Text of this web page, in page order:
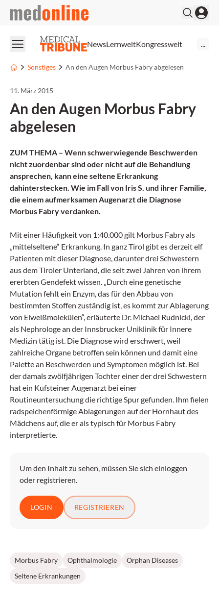
medonline
NewsLernweltKongresswelt
Sonstiges An den Augen Morbus Fabry abgelesen
11. März 2015
An den Augen Morbus Fabry
abgelesen
ZUM THEMA – Wenn schwerwiegende Beschwerden
nicht zuordenbar sind oder nicht auf die Behandlung
ansprechen, kann eine seltene Erkrankung
dahinterstecken. Wie im Fall von Iris S. und ihrer Familie,
die einem aufmerksamen Augenarzt die Diagnose
Morbus Fabry verdanken.
Mit einer Häufigkeit von 1:40.000 gilt Morbus Fabry als
„mittelseltene“ Erkrankung. In ganz Tirol gibt es derzeit elf
Patienten mit dieser Diagnose, darunter drei Schwestern
aus dem Tiroler Unterland, die seit zwei Jahren von ihrem
ererbten Gendefekt wissen. „Durch eine genetische
Mutation fehlt ein Enzym, das für den Abbau von
bestimmten Stoffen zuständig ist, es kommt zur Ablagerung
von Eiweißmolekülen“, erläuterte Dr. Michael Rudnicki, der
als Nephrologe an der Innsbrucker Uniklinik für Innere
Medizin tätig ist. Die Diagnose wird erschwert, weil
zahlreiche Organe betroffen sein können und damit eine
Palette an Beschwerden und Symptomen möglich ist. Bei
der damals zwölfjährigen Tochter einer der drei Schwestern
hat ein Kufsteiner Augenarzt bei einer
Routineuntersuchung die richtige Spur gefunden. Ihm fielen
radspeichenförmige Ablagerungen auf der Hornhaut des
Mädchens auf, die er als typisch für Morbus Fabry
interpretierte.
Um den Inhalt zu sehen, müssen Sie sich einloggen
oder registrieren.
LOGIN REGISTRIEREN
Morbus Fabry Ophthalmologie
Orphan Diseases
Seltene Erkrankungen